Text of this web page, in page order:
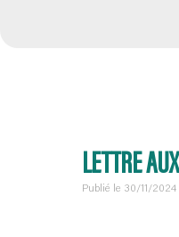
LETTRE
Publié le 30/11/2024